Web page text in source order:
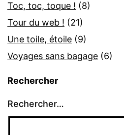
Toc, toc, toque ! (8)
Tour du web ! (21)
Une toile, étoile (9)
Voyages sans bagage (6)
Rechercher
Rechercher…